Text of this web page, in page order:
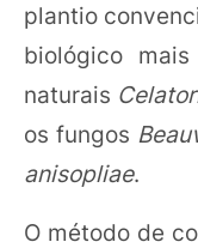
plantio
biológico
naturais
os fungos
anisopliae.
O método de